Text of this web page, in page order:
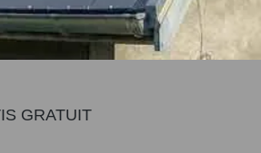
GRATUIT